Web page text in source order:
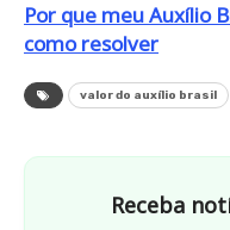
Por que meu Auxílio
como resolver
valor do auxílio brasil
Receba